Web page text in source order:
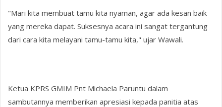
"Mari kita membuat tamu kita nyaman, agar ada kesan baik
yang mereka dapat. Suksesnya acara ini sangat tergantung
dari cara kita melayani tamu-tamu kita," ujar Wawali.
Ketua KPRS GMIM Pnt Michaela Paruntu dalam
sambutannya memberikan apresiasi kepada panitia atas